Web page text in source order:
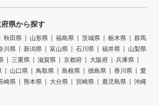
県から探す
秋田県 山形県 福島県 茨城県 栃木県
群馬
川県 新潟県 富山県 石川県 福井県
山梨県
三重県 滋賀県 京都府 大阪府
兵庫県
山口県 鳥取県 島根県 徳島県 香川県
愛
崎県 熊本県 大分県 宮崎県 鹿児島県
沖縄